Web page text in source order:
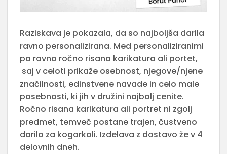
Raziskava je pokazala, da so najboljša darila
ravno personalizirana. Med personaliziranimi
pa ravno ročno risana karikatura ali portet,
saj v celoti prikaže osebnost, njegove/njene
značilnosti, edinstvene navade in celo male
posebnosti, ki jih v družini najbolj cenite.
Ročno risana karikatura ali portret ni zgolj
predmet, temveč postane trajen, čustveno
darilo za kogarkoli. Izdelava z dostavo že v 4
delovnih dneh.